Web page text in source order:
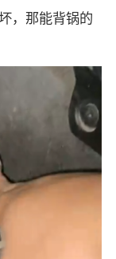
，那能背锅的